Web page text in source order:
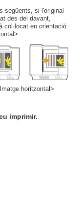
següents, si l'original
des del davant,
col·locat en orientació
horitzontal>
imprimir.